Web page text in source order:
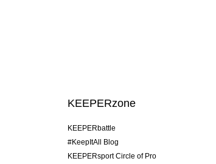
KEEPERzone
KEEPERbattle
#KeepItAll Blog
KEEPERsport Circle of Pro